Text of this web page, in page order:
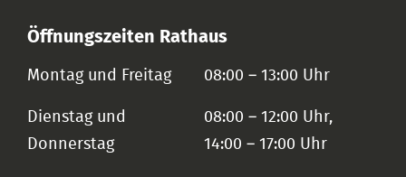
Öffnungszeiten Rathaus
Montag und Freitag 08:00 – 13:00 Uhr
Dienstag und
Donnerstag
08:00 – 12:00 Uhr,
14:00 – 17:00 Uhr